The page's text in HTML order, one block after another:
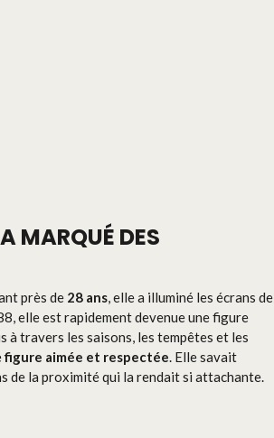
MARQUÉ DES
près de 28 ans , elle a illuminé les écrans de
elle est rapidement devenue une figure
travers les saisons, les tempêtes et les
figure aimée et respectée . Elle savait
de la proximité qui la rendait si attachante.